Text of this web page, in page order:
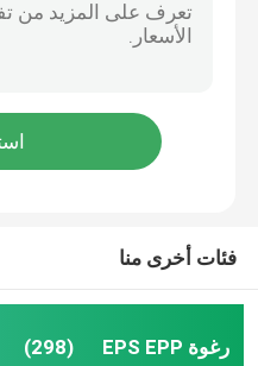
وعاء حضانة بلاستيك
وعاء بلاستيكي
حصيرة الأعشاب البلاستيكية
فئات أخرى منا
رغوة EPS EPP (298)